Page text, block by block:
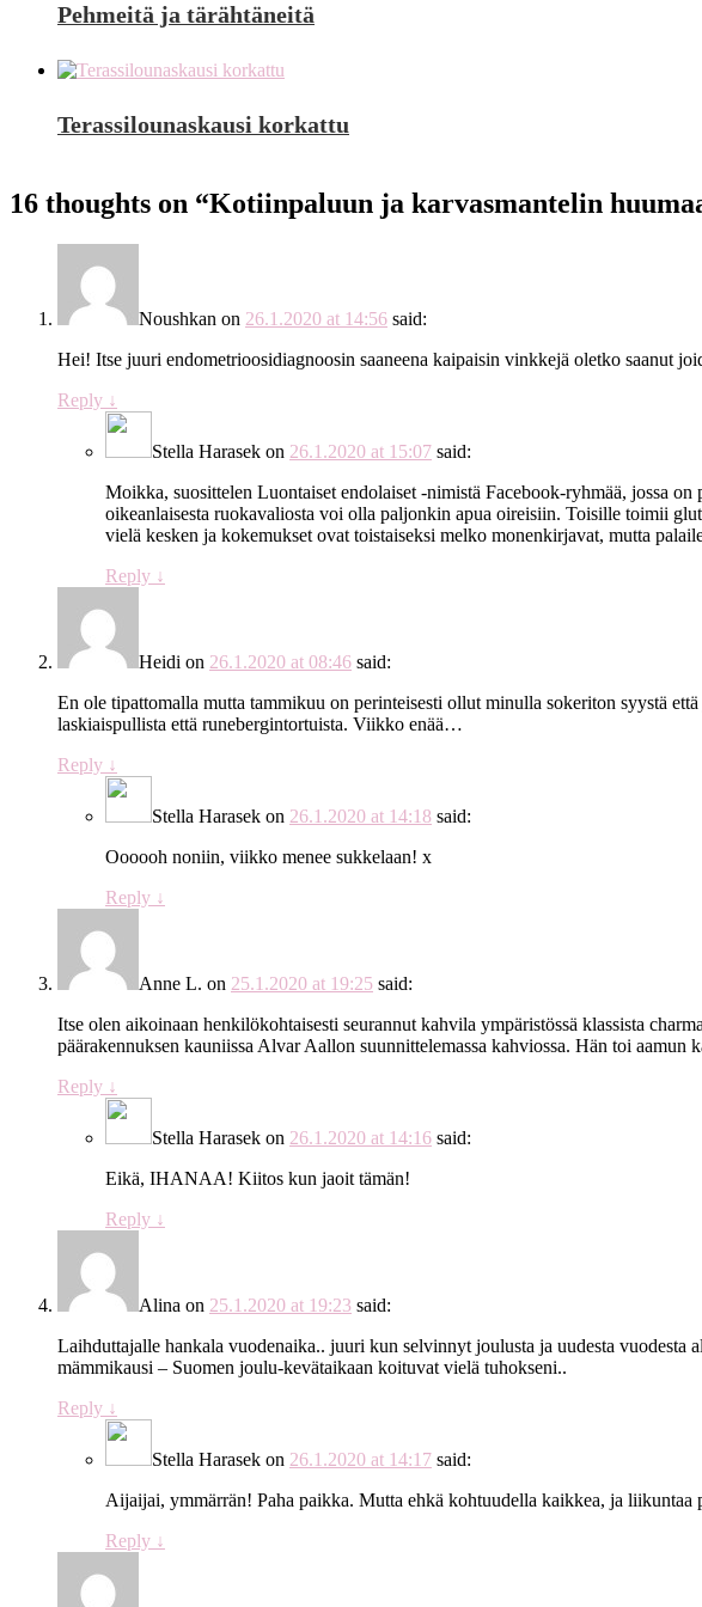
Pehmeitä ja tärähtäneitä
Terassilounaskausi korkattu
16 thoughts on “Kotiinpaluun ja karvasmantelin
Noushkan on 26.1.2020 at 14:56 said:
Hei! Itse juuri endometrioosidiagnoosin saaneena kaipaisin vinkkejä oletko saanut
Reply ↓
Stella Harasek on 26.1.2020 at 15:07 said:
Moikka, suosittelen Luontaiset endolaiset -nimistä Facebook-ryhmää, jossa
oikeanlaisesta ruokavaliosta voi olla paljonkin apua oireisiin. Toisille toimii
vielä kesken ja kokemukset ovat toistaiseksi melko monenkirjavat, mutta
Reply ↓
Heidi on 26.1.2020 at 08:46 said:
En ole tipattomalla mutta tammikuu on perinteisesti ollut minulla sokeriton syystä
laskiaispullista että runebergintortuista. Viikko enää…
Reply ↓
Stella Harasek on 26.1.2020 at 14:18 said:
Oooooh noniin, viikko menee sukkelaan! x
Reply ↓
Anne L. on 25.1.2020 at 19:25 said:
Itse olen aikoinaan henkilökohtaisesti seurannut kahvila ympäristössä klassista
päärakennuksen kauniissa Alvar Aallon suunnittelemassa kahviossa. Hän toi
Reply ↓
Stella Harasek on 26.1.2020 at 14:16 said:
Eikä, IHANAA! Kiitos kun jaoit tämän!
Reply ↓
Alina on 25.1.2020 at 19:23 said:
Laihduttajalle hankala vuodenaika.. juuri kun selvinnyt joulusta ja uudesta vuodesta
mämmikausi – Suomen joulu-kevätaikaan koituvat vielä tuhokseni..
Reply ↓
Stella Harasek on 26.1.2020 at 14:17 said:
Aijaijai, ymmärrän! Paha paikka. Mutta ehkä kohtuudella kaikkea, ja liikuntaa
Reply ↓